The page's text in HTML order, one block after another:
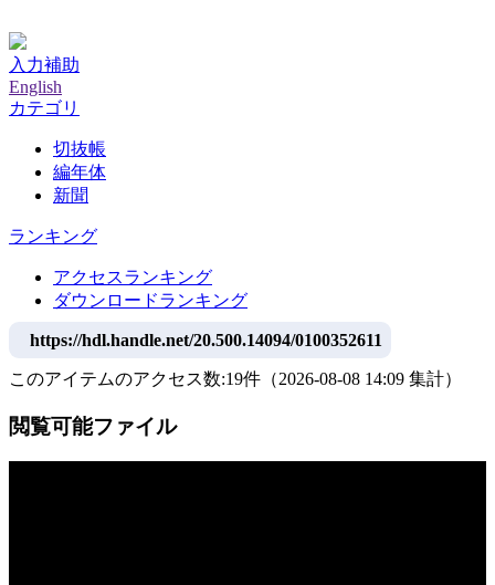
入力補助
English
カテゴリ
切抜帳
編年体
新聞
ランキング
アクセスランキング
ダウンロードランキング
https://hdl.handle.net/20.500.14094/0100352611
このアイテムのアクセス数:19件 （2026-08-08 14:09 集計）
閲覧可能ファイル